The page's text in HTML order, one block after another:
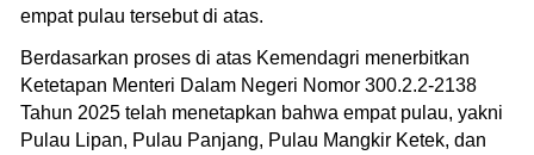
empat pulau tersebut di atas.
Berdasarkan proses di atas Kemendagri menerbitkan
Ketetapan Menteri Dalam Negeri Nomor 300.2.2-2138
Tahun 2025 telah menetapkan bahwa empat pulau, yakni
Pulau Lipan, Pulau Panjang, Pulau Mangkir Ketek, dan